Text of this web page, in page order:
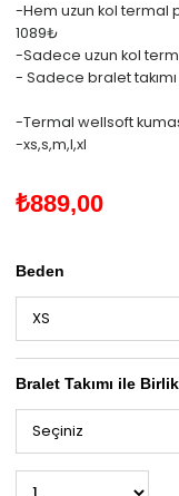
-Hem uzun kol termal
1089₺
-Sadece uzun kol
- Sadece bralet
-Termal wellsoft
-xs,s,m,l,xl
₺889,00
Beden
Bralet Takımı ile